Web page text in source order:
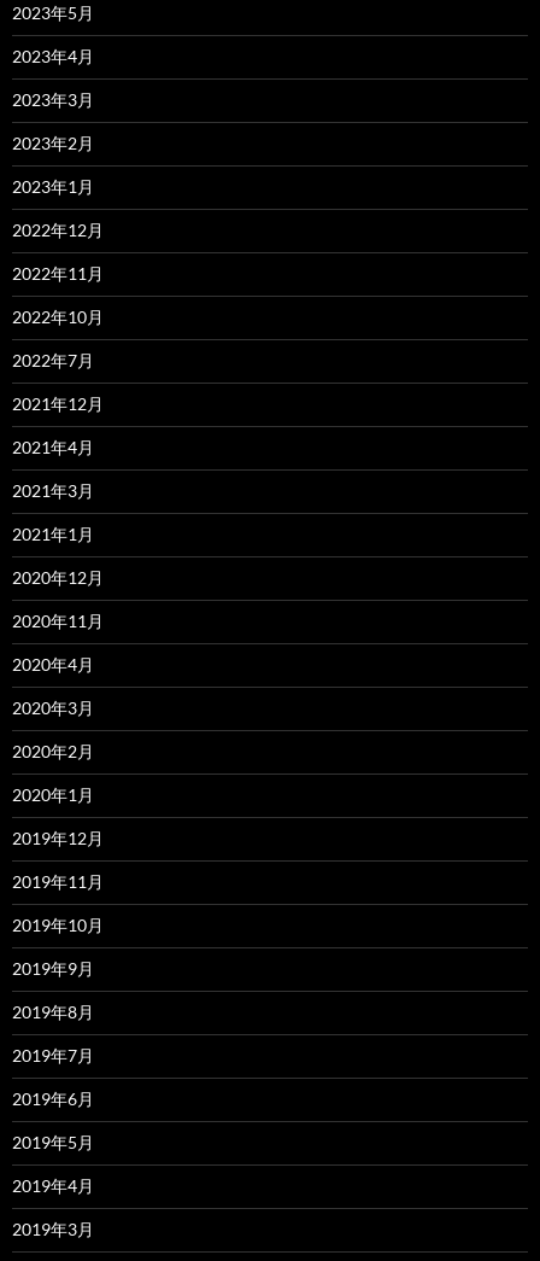
2023年5月
2023年4月
2023年3月
2023年2月
2023年1月
2022年12月
2022年11月
2022年10月
2022年7月
2021年12月
2021年4月
2021年3月
2021年1月
2020年12月
2020年11月
2020年4月
2020年3月
2020年2月
2020年1月
2019年12月
2019年11月
2019年10月
2019年9月
2019年8月
2019年7月
2019年6月
2019年5月
2019年4月
2019年3月